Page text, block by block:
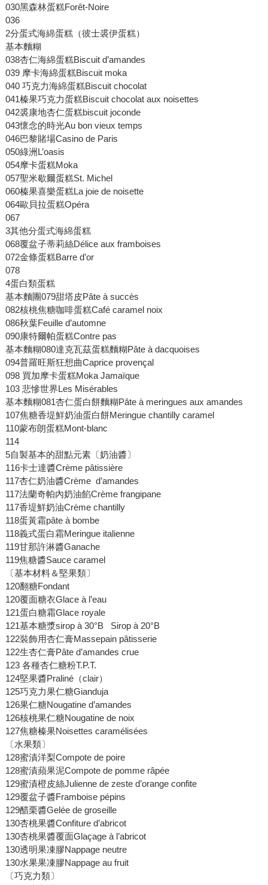
030黑森林蛋糕Forêt-Noire
036
2分蛋式海綿蛋糕（彼士裘伊蛋糕）
基本麵糊
038杏仁海綿蛋糕Biscuit d’amandes
039 摩卡海綿蛋糕Biscuit moka
040 巧克力海綿蛋糕Biscuit chocolat
041榛果巧克力蛋糕Biscuit chocolat aux noisettes
042裘康地杏仁蛋糕biscuit joconde
043懷念的時光Au bon vieux temps
046巴黎賭場Casino de Paris
050綠洲L’oasis
054摩卡蛋糕Moka
057聖米歇爾蛋糕St. Michel
060榛果喜樂蛋糕La joie de noisette
064歐貝拉蛋糕Opéra
067
3其他分蛋式海綿蛋糕
068覆盆子蒂莉絲Délice aux framboises
072金條蛋糕Barre d’or
078
4蛋白類蛋糕
基本麵團079甜塔皮Pâte à succès
082核桃焦糖咖啡蛋糕Café caramel noix
086秋葉Feuille d’automne
090康特爾帕蛋糕Contre pas
基本麵糊080達克瓦茲蛋糕麵糊Pâte à dacquoises
094普羅旺斯狂想曲Caprice provençal
098 買加摩卡蛋糕Moka Jamaïque
103 悲慘世界Les Misérables
基本麵糊081杏仁蛋白餅麵糊Pâte à meringues aux amandes
107焦糖香堤鮮奶油蛋白餅Meringue chantilly caramel
110蒙布朗蛋糕Mont-blanc
114
5自製基本的甜點元素〔奶油醬〕
116卡士達醬Crème pâtissière
117杏仁奶油醬Crème d’amandes
117法蘭奇帕內奶油餡Crème frangipane
117香堤鮮奶油Crème chantilly
118蛋黃霜pâte à bombe
118義式蛋白霜Meringue italienne
119甘那許淋醬Ganache
119焦糖醬Sauce caramel
〔基本材料＆堅果類〕
120翻糖Fondant
120覆面糖衣Glace à l’eau
121蛋白糖霜Glace royale
121基本糖漿sirop à 30°B Sirop à 20°B
122裝飾用杏仁膏Massepain pâtisserie
122生杏仁膏Pâte d’amandes crue
123 各種杏仁糖粉T.P.T.
124堅果醬Praliné（clair）
125巧克力果仁糖Gianduja
126果仁糖Nougatine d’amandes
126核桃果仁糖Nougatine de noix
127焦糖榛果Noisettes caramélisées
〔水果類〕
128蜜漬洋梨Compote de poire
128蜜漬蘋果泥Compote de pomme râpée
129蜜漬橙皮絲Julienne de zeste d’orange confite
129覆盆子醬Framboise pépins
129醋栗醬Gelée de groseille
130杏桃果醬Confiture d’abricot
130杏桃果醬覆面Glaçage à l’abricot
130透明果凍膠Nappage neutre
130水果果凍膠Nappage au fruit
〔巧克力類〕